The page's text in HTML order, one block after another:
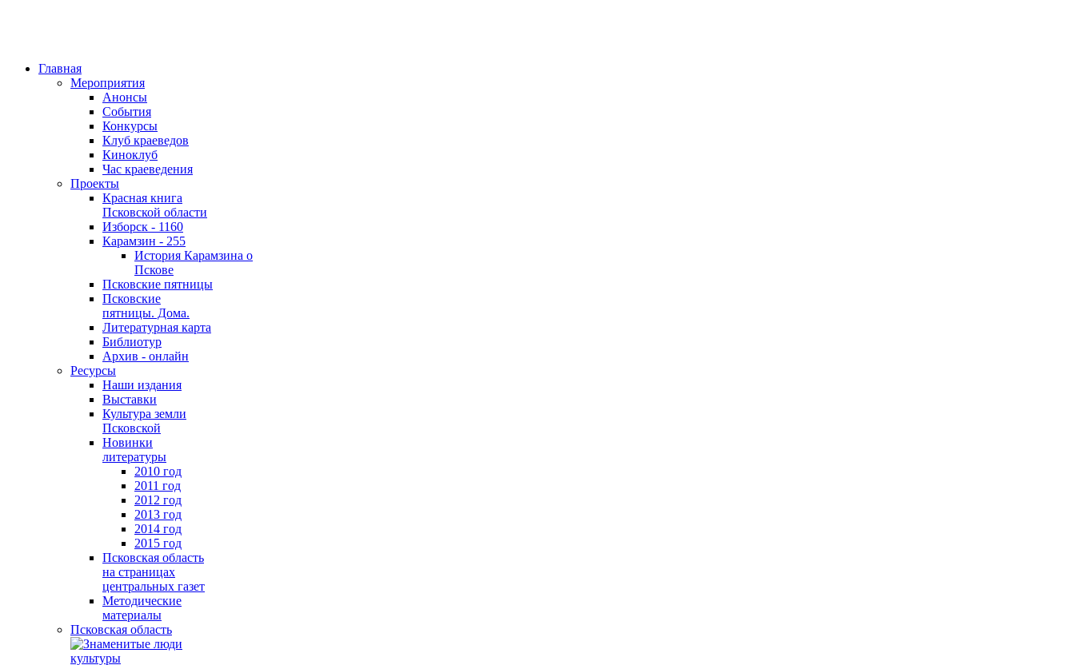
Главная
Мероприятия
Анонсы
События
Конкурсы
Клуб краеведов
Киноклуб
Час краеведения
Проекты
Красная книга
Псковской области
Изборск - 1160
Карамзин - 255
История Карамзина о
Пскове
Псковские пятницы
Псковские
пятницы. Дома.
Литературная карта
Библиотур
Архив - онлайн
Ресурсы
Наши издания
Выставки
Культура земли
Псковской
Новинки
литературы
2010 год
2011 год
2012 год
2013 год
2014 год
2015 год
Псковская область
на страницах
центральных газет
Методические
материалы
Псковская область